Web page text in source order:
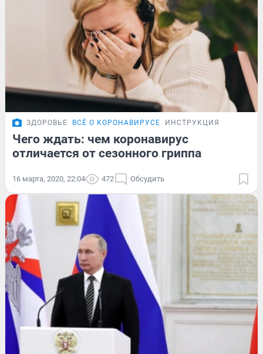
ЗДОРОВЬЕ ВСЁ О КОРОНАВИРУСЕ ИНСТРУКЦИЯ
Чего ждать: чем коронавирус
отличается от сезонного гриппа
16 марта, 2020, 22:04 472 Обсудить